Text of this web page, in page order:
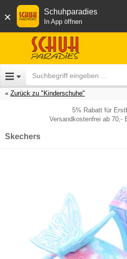
× Schuhparadies
In App öffnen
Zurück zu "Kinderschuhe"
5% Rabatt für
Versandkostenfrei ab 70,-
Skechers